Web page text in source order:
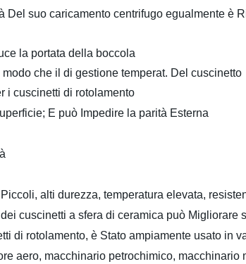
suo caricamento centrifugo egualmente è
la portata della boccola
che il di gestione temperat. Del cuscinetto
i cuscinetti di rotolamento
E può Impedire la parità Esterna
alti durezza, temperatura elevata,
cuscinetti a sfera di ceramica può Migliorare
di rotolamento, è Stato ampiamente usato in
aero, macchinario petrochimico, macchinario